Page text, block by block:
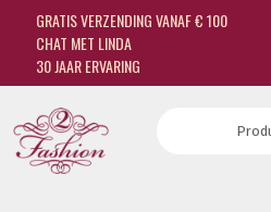
GRATIS VERZENDING VANAF € 100
CHAT MET LINDA
30 JAAR ERVARING